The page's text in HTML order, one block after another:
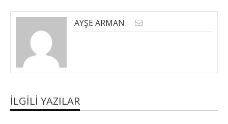
AYŞE ARMAN
İLGILI YAZILAR